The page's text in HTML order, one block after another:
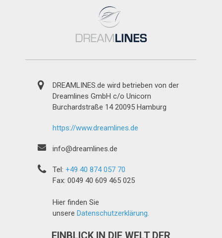
DREAMLINES.de wird betrieben von der
Dreamlines GmbH c/o Unicorn
Burchardstraße 14 20095 Hamburg
https://www.dreamlines.de
info@dreamlines.de
Tel:+49 40 874 057 70
Fax: 0049 40 609 465 025
Hier finden Sie
unsereDatenschutzerklärung.
EINBLICK IN DIE WELT DER